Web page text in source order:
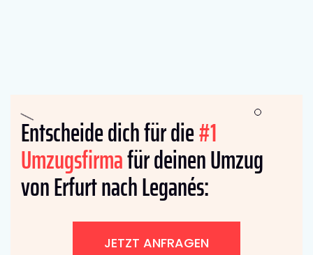
Entscheide dich für die#1
Umzugsfirmafür deinen Umzug
von Erfurt nach Leganés:
JETZT ANFRAGEN